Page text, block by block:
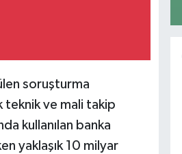
soruşturma
teknik ve mali takip
kullanılan banka
yaklaşık 10 milyar